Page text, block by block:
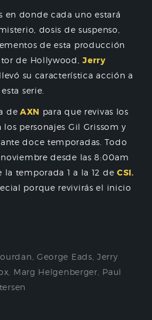
en donde cada uno estará
dosis de suspenso,
de esta producción
de Hollywood,Jerry
su característica acción a
serie.
de AXN para que revivas los
personajes Gil Grissom y
doce temporadas. Todo
desde las 8:00am
temporada 1 a la 12 de CSI.
porque revivirás el inicio
George Eads ,Jerry
Marg Helgenberger Paul